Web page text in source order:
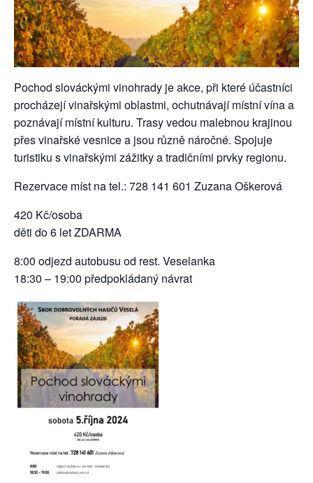
Pochod slováckými vinohrady je akce, při které účastníci
procházejí vinařskými oblastmi, ochutnávají místní vína a
poznávají místní kulturu. Trasy vedou malebnou krajinou
přes vinařské vesnice a jsou různě náročné. Spojuje
turistiku s vinařskými zážitky a tradičními prvky regionu.
Rezervace míst na tel.: 728 141 601 Zuzana Oškerová
420 Kč/osoba
děti do 6 let ZDARMA
8:00 odjezd autobusu od rest. Veselanka
18:30 – 19:00 předpokládaný návrat